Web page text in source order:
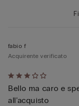
Valutato
3
su
fabio f
Acquirente verificato
Bello ma caro e
all’acquisto